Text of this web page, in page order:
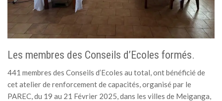
Les membres des Conseils d’Ecoles formés.
441 membres des Conseils d’Ecoles au total, ont bénéficié de
cet atelier de renforcement de capacités, organisé par le
PAREC, du 19 au 21 Février 2025, dans les villes de Meiganga,